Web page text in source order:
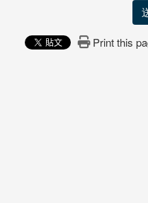
Print this